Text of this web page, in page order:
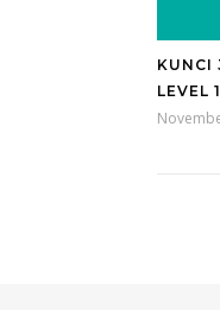
KUNCI
LEVEL